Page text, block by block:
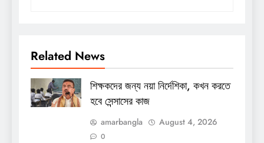
Related News
শিক্ষকদের জন্য নয়া নির্দেশিকা, কখন করতে
হবে সেন্সাসের কাজ
amarbangla August 4, 2026
0